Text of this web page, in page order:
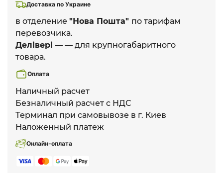
Доставка по Украине
в отделение "Нова Пошта" по тарифам
перевозчика.
Делівері — — для крупногабаритного
товара.
Оплата
Наличный расчет
Безналичный расчет с НДС
Терминал при самовывозе в г. Киев
Наложенный платеж
Онлайн-оплата